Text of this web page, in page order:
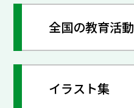
全国の教育活動
イラスト集